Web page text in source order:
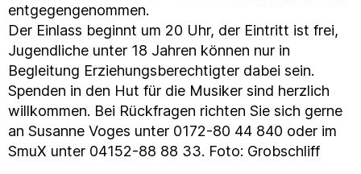
entgegengenommen.
Der Einlass beginnt um 20 Uhr, der Eintritt ist frei,
Jugendliche unter 18 Jahren können nur in
Begleitung Erziehungsberechtigter dabei sein.
Spenden in den Hut für die Musiker sind herzlich
willkommen. Bei Rückfragen richten Sie sich gerne
an Susanne Voges unter 0172-80 44 840 oder im
SmuX unter 04152-88 88 33. Foto: Grobschliff